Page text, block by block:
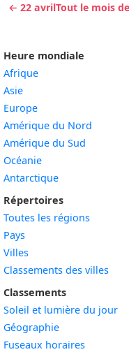
← 22 avrilTout le mois
Heure mondiale
Afrique
Asie
Europe
Amérique du Nord
Amérique du Sud
Océanie
Antarctique
Répertoires
Toutes les régions
Pays
Villes
Classements des villes
Classements
Soleil et lumière du jour
Géographie
Fuseaux horaires